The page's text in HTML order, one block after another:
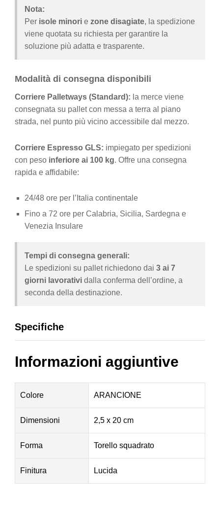
Nota:
Per isole minori e zone disagiate, la spedizione
viene quotata su richiesta per garantire la
soluzione più adatta e trasparente.
Modalità di consegna disponibili
Corriere Palletways (Standard): la merce viene
consegnata su pallet con messa a terra al piano
strada, nel punto più vicino accessibile dal mezzo.
Corriere Espresso GLS: impiegato per spedizioni
con peso inferiore ai 100 kg. Offre una consegna
rapida e affidabile:
24/48 ore per l’Italia continentale
Fino a 72 ore per Calabria, Sicilia, Sardegna e
Venezia Insulare
Tempi di consegna generali:
Le spedizioni su pallet richiedono dai 3 ai 7
giorni lavorativi dalla conferma dell’ordine, a
seconda della destinazione.
Specifiche
Informazioni aggiuntive
Colore ARANCIONE
Dimensioni 2,5 x 20 cm
Forma Torello squadrato
Finitura Lucida